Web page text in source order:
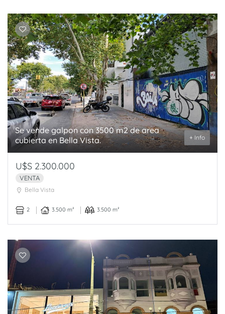
Se vende galpon con 3500 m2 de area
cubierta en Bella Vista.
+ Info
U$S 2.300.000
VENTA
Bella Vista
2 3.500 m² 3.500 m²